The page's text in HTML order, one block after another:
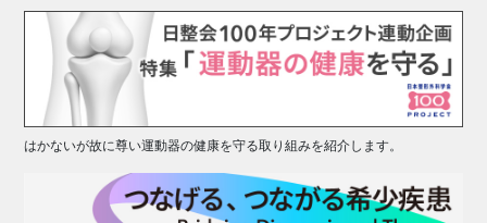
はかないが故に尊い運動器の健康を守る取り組みを紹介します。